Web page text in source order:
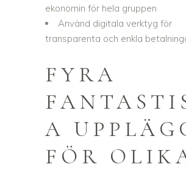
ekonomin för hela gruppen
Använd digitala verktyg för
transparenta och enkla
FYRA
A
FÖR